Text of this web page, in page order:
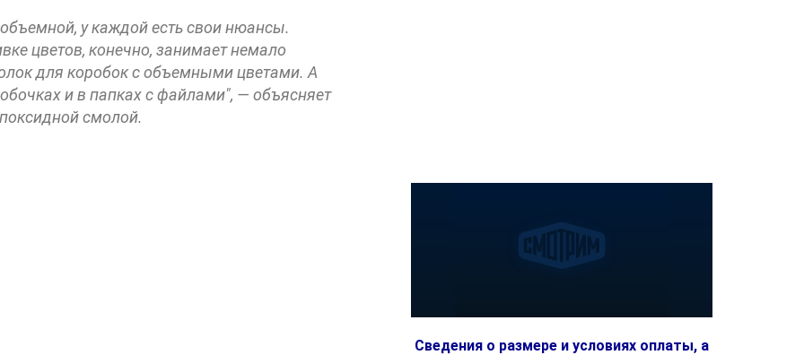
у каждой есть свои нюансы.
цветов, конечно, занимает немало
для коробок с объемными цветами. А
и в папках с файлами", — объясняет
смолой.
Сведения о размере и условиях оплаты, а